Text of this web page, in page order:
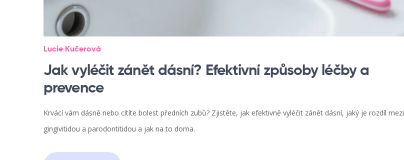
Lucie Kučerová
Jak vyléčit zánět dásní? Efektivní způsoby léčby a
prevence
Krvácí vám dásně nebo cítíte bolest předních zubů? Zjistěte, jak efektivně vyléčit zánět dásní, jaký je rozdíl mezi
gingivitidou a parodontitidou a jak na to doma.